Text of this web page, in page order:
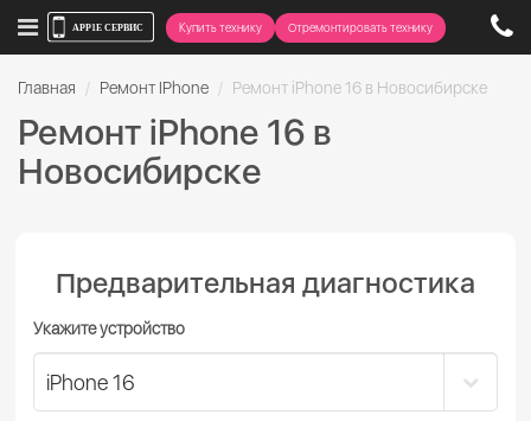
Купить технику Отремонтировать технику
Главная Ремонт IPhone Ремонт iPhone 16 в Новосибирске
Ремонт iPhone 16 в
Новосибирске
Предварительная диагностика
Укажите устройство